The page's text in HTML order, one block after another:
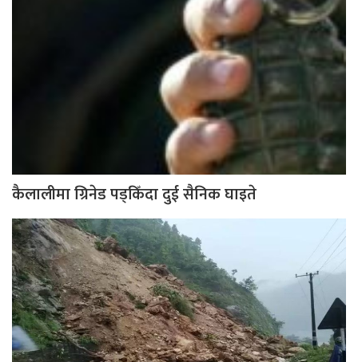
कैलालीमा ग्रिनेड पड्किँदा दुई सैनिक घाइते